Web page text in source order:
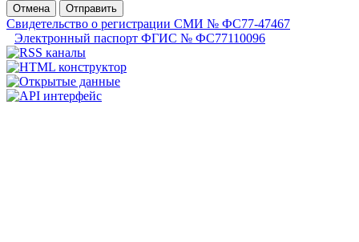
Отмена
Отправить
Свидетельство о регистрации СМИ № ФС77-47467
Электронный паспорт ФГИС № ФС77110096